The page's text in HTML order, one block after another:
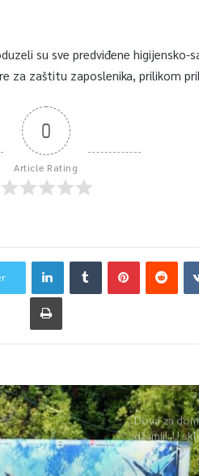
su sve predviđene higijensko-
za zaštitu zaposlenika, prilikom
0
Article Rating
Dova za
džamiji: U
BiH –
herojima